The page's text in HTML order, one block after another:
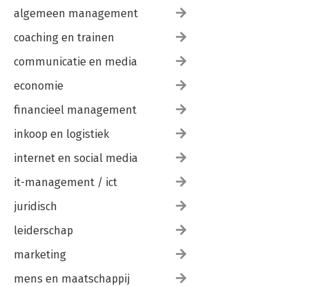
algemeen management
coaching en trainen
communicatie en media
economie
financieel management
inkoop en logistiek
internet en social media
it-management / ict
juridisch
leiderschap
marketing
mens en maatschappij